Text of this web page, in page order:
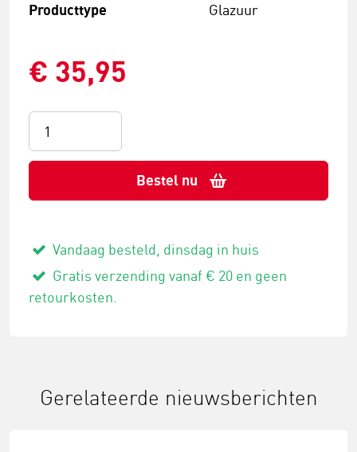
Producttype Glazuur
€ 35,95
Bestel nu
Vandaag besteld, dinsdag in huis
Gratis verzending vanaf € 20 en geen
retourkosten.
Gerelateerde nieuwsberichten